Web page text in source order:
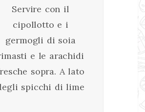
Servire con il
cipollotto e i
germogli di soia
e le arachidi
sopra. A lato
spicchi di lime